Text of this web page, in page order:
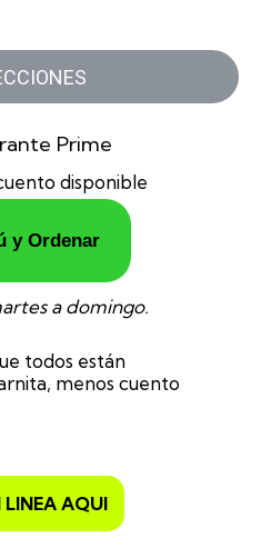
Prime
disponible
y Ordenar
a domingo.
todos están
menos cuento
LINEA AQUI